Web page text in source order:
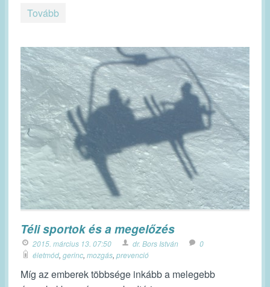
Tovább
Téli sportok és a megelőzés
2015. március 13. 07:50 dr. Bors István
0
életmód, gerinc, mozgás, prevenció
Míg az emberek többsége inkább a melegebb